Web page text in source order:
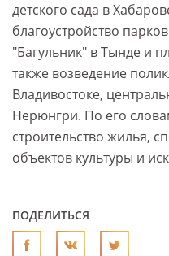
детского сада в
благоустройство
"Багульник" в Тынде и
также возведение
Владивостоке,
Нерюнгри. По его
строительство жилья,
объектов культуры и
ПОДЕЛИТЬСЯ